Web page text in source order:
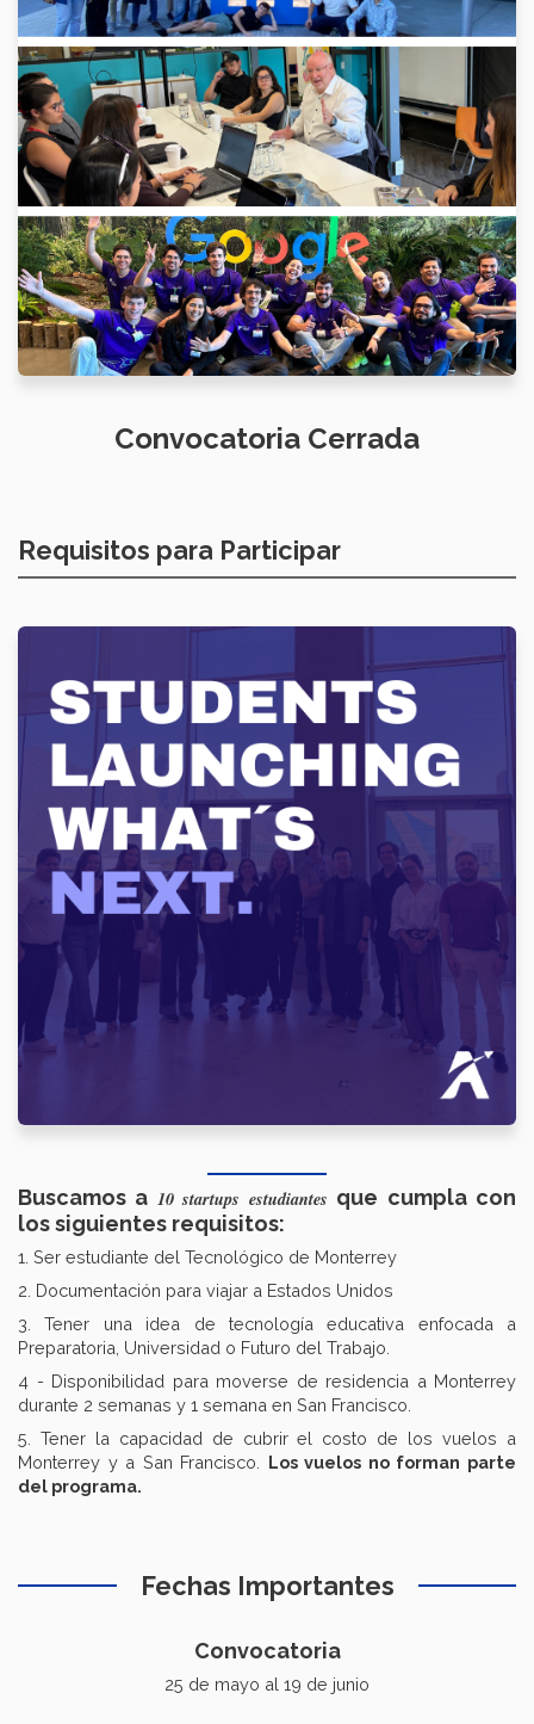
Convocatoria Cerrada
Requisitos para Participar
Buscamos a 10 startups estudiantes que cumpla con
los siguientes requisitos:
1. Ser estudiante del Tecnológico de Monterrey
2. Documentación para viajar a Estados Unidos
3. Tener una idea de tecnología educativa enfocada a
Preparatoria, Universidad o Futuro del Trabajo.
4 - Disponibilidad para moverse de residencia a Monterrey
durante 2 semanas y 1 semana en San Francisco.
5. Tener la capacidad de cubrir el costo de los vuelos a
Monterrey y a San Francisco. Los vuelos no forman parte
del programa.
Fechas Importantes
Convocatoria
25 de mayo al 19 de junio